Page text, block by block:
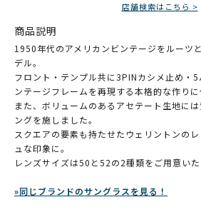
店舗検索はこちら >
商品説明
1950年代のアメリカンビンテージをルーツ
デル。
フロント・テンプル共に3PINカシメ止め・
ンテージフレームを再現する本格的な作りに
また、ボリュームのあるアセテート生地に
ングを施しました。
スクエアの要素も持たせたウェリントンの
ュな印象に。
レンズサイズは50と52の2種類をご用意いた
»同じブランドのサングラスを見る！